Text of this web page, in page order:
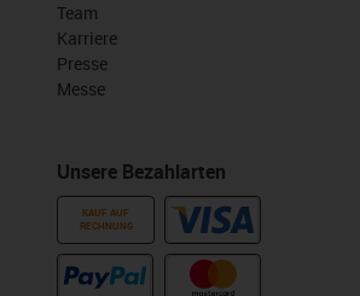
Team
Karriere
Presse
Messe
Unsere Bezahlarten
KAUF AUF
RECHNUNG